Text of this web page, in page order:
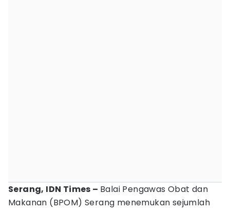
Serang, IDN Times – Balai Pengawas Obat dan
Makanan (BPOM) Serang menemukan sejumlah